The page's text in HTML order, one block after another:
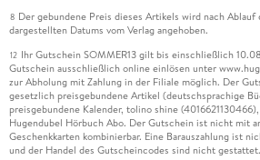
8 Der gebundene Preis dieses Artikels wird nach
dargestellten Datums vom Verlag angehoben.
12 Ihr Gutschein SOMMER13 gilt bis einschließlich
Gutschein ausschließlich online einlösen unter
zur Abholung mit Zahlung in der Filiale möglich. Der
gesetzlich preisgebundene Artikel (deutschsprachige
preisgebundene Kalender, tolino shine
Hugendubel Hörbuch Abo. Der Gutschein ist nicht mit
Geschenkkarten kombinierbar. Eine Barauszahlung ist
und der Handel des Gutscheincodes sind nicht gestattet.